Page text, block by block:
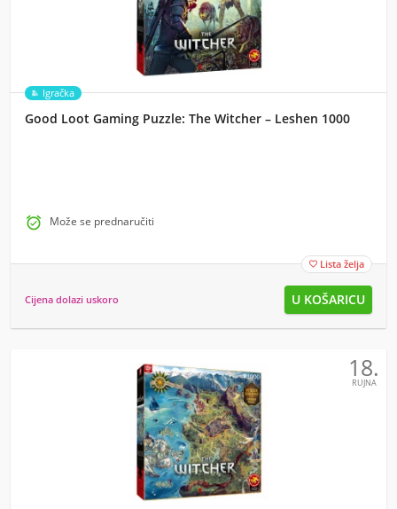
Igračka
Good Loot Gaming Puzzle: The Witcher – Leshen 1000
 Može se prednaručiti
 Lista želja
Cijena dolazi uskoro
18.
RUJNA